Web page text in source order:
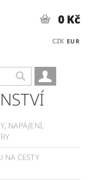
CZK EUR
0 Kč
NAPÁJENÍ,
NA CESTY